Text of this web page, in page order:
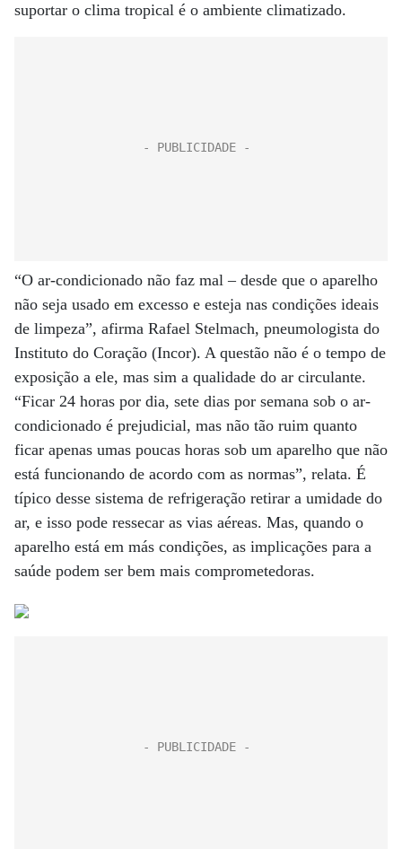
suportar o clima tropical é o ambiente climatizado.
“O ar-condicionado não faz mal – desde que o aparelho
não seja usado em excesso e esteja nas condições ideais
de limpeza”, afirma Rafael Stelmach, pneumologista do
Instituto do Coração (Incor). A questão não é o tempo de
exposição a ele, mas sim a qualidade do ar circulante.
“Ficar 24 horas por dia, sete dias por semana sob o ar-
condicionado é prejudicial, mas não tão ruim quanto
ficar apenas umas poucas horas sob um aparelho que não
está funcionando de acordo com as normas”, relata. É
típico desse sistema de refrigeração retirar a umidade do
ar, e isso pode ressecar as vias aéreas. Mas, quando o
aparelho está em más condições, as implicações para a
saúde podem ser bem mais comprometedoras.